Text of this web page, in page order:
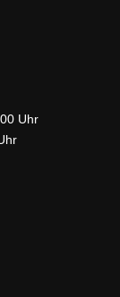
Uhr